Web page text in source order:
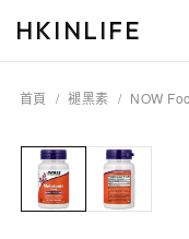
HKINLIFE
首頁 / 褪黑素 / NOW